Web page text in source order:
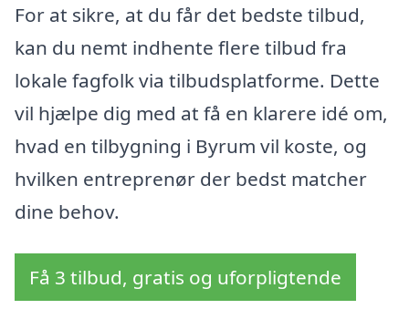
For at sikre, at du får det bedste tilbud,
kan du nemt indhente flere tilbud fra
lokale fagfolk via tilbudsplatforme. Dette
vil hjælpe dig med at få en klarere idé om,
hvad en tilbygning i Byrum vil koste, og
hvilken entreprenør der bedst matcher
dine behov.
Få 3 tilbud, gratis og uforpligtende